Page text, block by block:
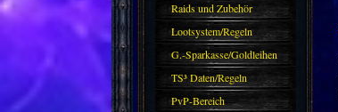
Raids und Zubehör
Lootsystem/Regeln
G.-Sparkasse/Goldleihen
TS³ Daten/Regeln
PvP-Bereich